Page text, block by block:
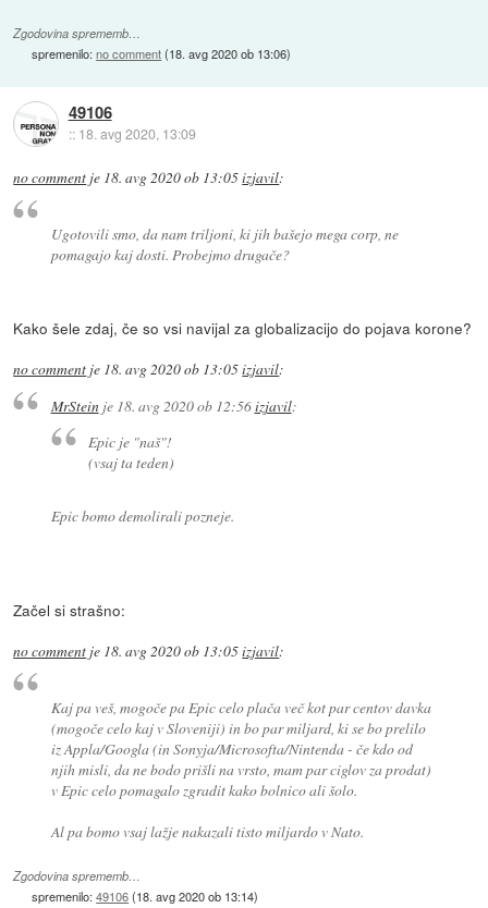
Zgodovina sprememb…
spremenilo:no comment(18. avg 2020 ob 13:06)
49106
:: 18. avg 2020, 13:09
no comment je 18. avg 2020 ob 13:05izjavil:
Ugotovili smo, da nam triljoni, ki jih bašejo mega corp, ne
pomagajo kaj dosti. Probejmo drugače?
Kako šele zdaj, če so vsi navijal za globalizacijo do pojava korone?
no comment je 18. avg 2020 ob 13:05izjavil:
MrSteinje 18. avg 2020 ob 12:56izjavil:
Epic je "naš"!
(vsaj ta teden)
Epic bomo demolirali pozneje.
Začel si strašno:
no comment je 18. avg 2020 ob 13:05izjavil:
Kaj pa veš, mogoče pa Epic celo plača več kot par centov davka
(mogoče celo kaj v Sloveniji) in bo par miljard, ki se bo prelilo
iz Appla/Googla (in Sonyja/Microsofta/Nintenda - če kdo od
njih misli, da ne bodo prišli na vrsto, mam par ciglov za prodat)
v Epic celo pomagalo zgradit kako bolnico ali šolo.
Al pa bomo vsaj lažje nakazali tisto miljardo v Nato.
Zgodovina sprememb…
spremenilo:49106(18. avg 2020 ob 13:14)